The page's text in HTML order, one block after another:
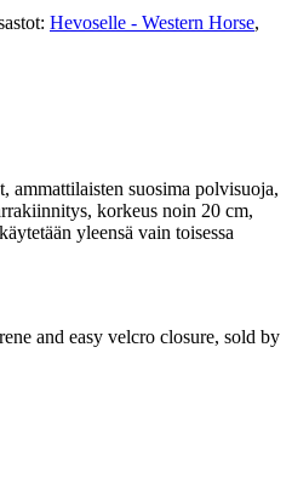
Hevoselle - Western Horse,
suosima polvisuoja,
korkeus noin 20 cm,
yleensä vain toisessa
and easy velcro closure, sold by